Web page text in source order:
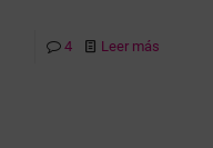
4 Leer más